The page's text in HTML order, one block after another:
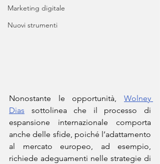
Marketing digitale
Nuovi strumenti
Nonostante le opportunità, Wolney
Dias sottolinea che il processo di
espansione internazionale comporta
anche delle sfide, poiché l’adattamento
al mercato europeo, ad esempio,
richiede adeguamenti nelle strategie di